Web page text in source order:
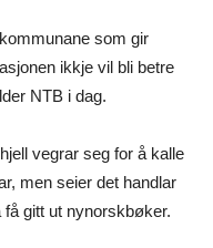
som gir
ikkje vil bli betre
NTB i dag.
vegrar seg for å kalle
men seier det handlar
gitt ut nynorskbøker.